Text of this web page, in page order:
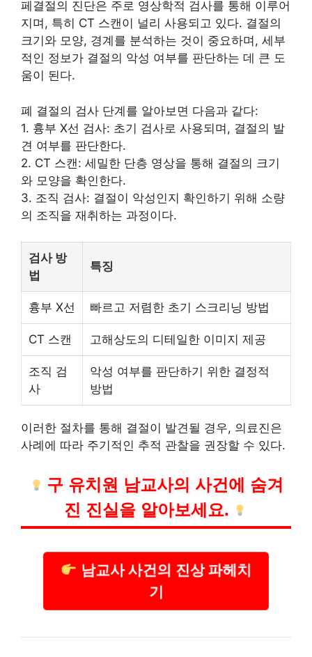
페결절의 진단은 주로 영상학적 검사를 통해 이루어
지며, 특히 CT 스캔이 널리 사용되고 있다. 결절의
크기와 모양, 경계를 분석하는 것이 중요하며, 세부
적인 정보가 결절의 악성 여부를 판단하는 데 큰 도
움이 된다.
폐 결절의 검사 단계를 알아보면 다음과 같다:
1. 흉부 X선 검사: 초기 검사로 사용되며, 결절의 발
견 여부를 판단한다.
2. CT 스캔: 세밀한 단층 영상을 통해 결절의 크기
와 모양을 확인한다.
3. 조직 검사: 결절이 악성인지 확인하기 위해 소량
의 조직을 재취하는 과정이다.
검사 방
법
특징
흉부 X선 빠르고 저렴한 초기 스크리닝 방법
CT 스캔 고해상도의 디테일한 이미지 제공
조직 검
사
악성 여부를 판단하기 위한 결정적
방법
이러한 절차를 통해 결절이 발견될 경우, 의료진은
사례에 따라 주기적인 추적 관찰을 권장할 수 있다.
구 유치원 남교사의 사건에 숨겨
진 진실을 알아보세요.
남교사 사건의 진상 파헤치
기